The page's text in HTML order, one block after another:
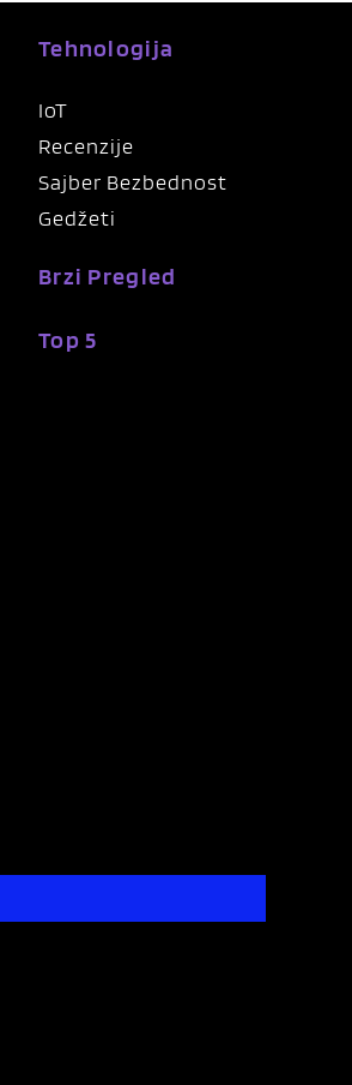
Tehnologija
IoT
Recenzije
Sajber Bezbednost
Gedžeti
Brzi Pregled
Top 5